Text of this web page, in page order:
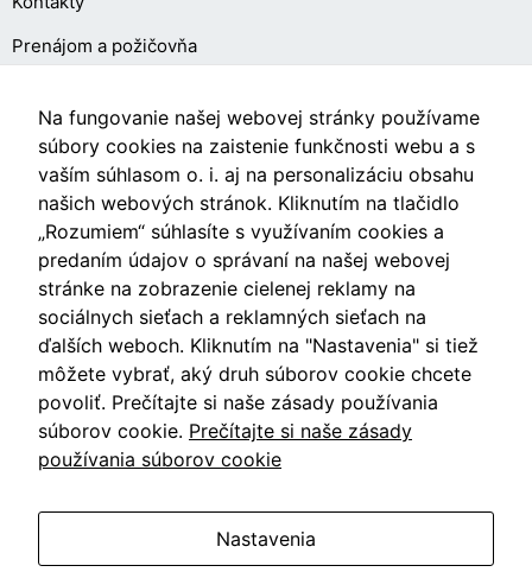
Prenájom a požičovňa
O NÁKUPE
Obchodné podmienky
Ochrana osobných údajov
Nastavenia cookies
Videá
Blog
Na fungovanie našej webovej stránky používame
súbory cookies na zaistenie funkčnosti webu a s
vaším súhlasom o. i. aj na personalizáciu obsahu
našich webových stránok. Kliknutím na tlačidlo
„Rozumiem“ súhlasíte s využívaním cookies a
predaním údajov o správaní na našej webovej
stránke na zobrazenie cielenej reklamy na
sociálnych sieťach a reklamných sieťach na
ďalších weboch. Kliknutím na "Nastavenia" si tiež
môžete vybrať, aký druh súborov cookie chcete
povoliť. Prečítajte si naše zásady používania
súborov cookie. Prečítajte si naše zásady
používania súborov cookie
Nastavenia